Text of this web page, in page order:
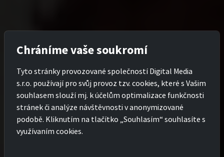
Chráníme vaše soukromí
Tyto stránky provozované společností Digital Media
s.r.o. používají pro svůj provoz tzv. cookies, které s Vašim
souhlasem slouží mj. k účelům optimalizace funkčnosti
stránek či analýze návštěvnosti v anonymizované
podobě. Kliknutím na tlačítko „Souhlasím“ souhlasíte s
využívaním cookies.